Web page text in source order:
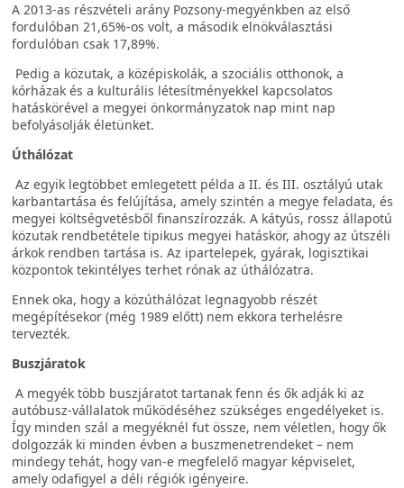
A 2013-as részvételi arány Pozsony-megyénkben az első
fordulóban 21,65%-os volt, a második elnökválasztási
fordulóban csak 17,89%.
Pedig a közutak, a középiskolák, a szociális otthonok, a
kórházak és a kulturális létesítményekkel kapcsolatos
hatáskörével a megyei önkormányzatok nap mint nap
befolyásolják életünket.
Úthálózat
Az egyik legtöbbet emlegetett példa a II. és III. osztályú utak
karbantartása és felújítása, amely szintén a megye feladata, és
megyei költségvetésből finanszírozzák. A kátyús, rossz állapotú
közutak rendbetétele tipikus megyei hatáskör, ahogy az útszéli
árkok rendben tartása is. Az ipartelepek, gyárak, logisztikai
központok tekintélyes terhet rónak az úthálózatra.
Ennek oka, hogy a közúthálózat legnagyobb részét
megépítésekor (még 1989 előtt) nem ekkora terhelésre
tervezték.
Buszjáratok
A megyék több buszjáratot tartanak fenn és ők adják ki az
autóbusz-vállalatok működéséhez szükséges engedélyeket is.
Így minden szál a megyéknél fut össze, nem véletlen, hogy ők
dolgozzák ki minden évben a buszmenetrendeket – nem
mindegy tehát, hogy van-e megfelelő magyar képviselet,
amely odafigyel a déli régiók igényeire.